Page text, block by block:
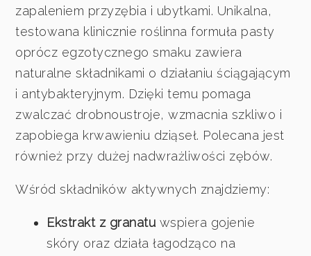
zapaleniem przyzębia i ubytkami. Unikalna,
testowana klinicznie roślinna formuła pasty
oprócz egzotycznego smaku zawiera
naturalne składnikami o działaniu ściągającym
i antybakteryjnym. Dzięki temu pomaga
zwalczać drobnoustroje, wzmacnia szkliwo i
zapobiega krwawieniu dziąseł. Polecana jest
również przy dużej nadwrażliwości zębów.
Wśród składników aktywnych znajdziemy:
Ekstrakt z granatu wspiera gojenie
skóry oraz działa łagodząco na